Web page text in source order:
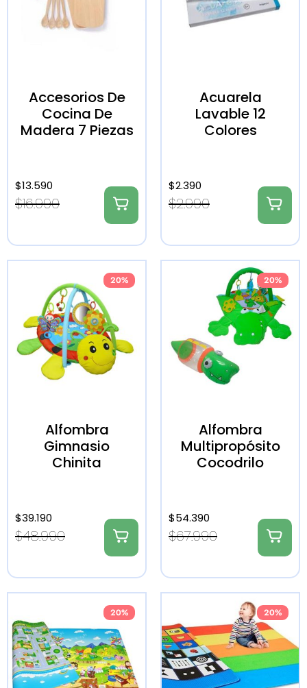
Accesorios De
Cocina De
Madera 7 Piezas
$16.990
$13.590
Acuarela
Lavable 12
Colores
$2.990
$2.390
20%
Alfombra
Gimnasio
Chinita
$48.990
$39.190
20%
Alfombra
Multipropósito
Cocodrilo
$67.990
$54.390
20% 20%